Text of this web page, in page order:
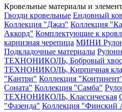
Кровельные материалы и
Гвозди кровельные Ендовный
Коллекция "Джаз" Коллекция
Аккорд" Комплектующие к
карнизная черепица МИНИ
Подкладочные материалы
ТЕХНОНИКОЛЬ, Бобровый
ТЕХНОНИКОЛЬ, Кирпичная
"Кантри" Коллекция
Соната" Коллекция "Самба"
ТЕХНОНИКОЛЬ, Классическая
"Фазенда" Коллекция "Финский